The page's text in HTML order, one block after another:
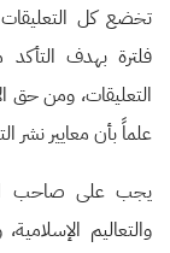
تخضع كل التعليقات
فلترة بهدف
التعليقات، ومن حق
علماً بأن معايير نشر
يجب على صاحب
والتعاليم